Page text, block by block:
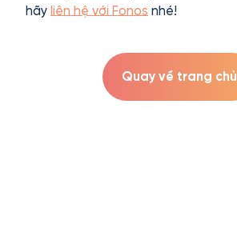
hãy liên hệ với Fonos nhé!
Quay về trang chủ